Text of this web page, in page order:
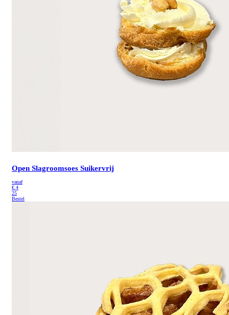
Open Slagroomsoes Suikervrij
vanaf
€ 4
25
Bestel